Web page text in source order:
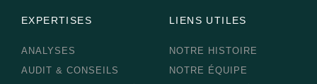
EXPERTISES
ANALYSES
AUDIT & CONSEILS
LIENS UTILES
NOTRE HISTOIRE
NOTRE ÉQUIPE